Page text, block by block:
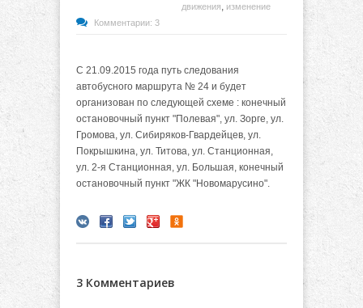
движения, изменение
Комментарии: 3
С 21.09.2015 года путь следования
автобусного маршрута № 24 и будет
организован по следующей схеме : конечный
остановочный пункт "Полевая", ул. Зорге, ул.
Громова, ул. Сибиряков-Гвардейцев, ул.
Покрышкина, ул. Титова, ул. Станционная,
ул. 2-я Станционная, ул. Большая, конечный
остановочный пункт "ЖК "Новомарусино".
3 Комментариев